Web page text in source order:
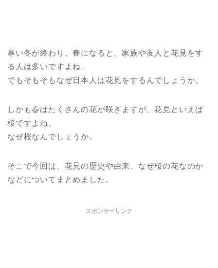
寒い冬が終わり、春になると、家族や友人と花見をす
る人は多いですよね。
でもそもそもなぜ日本人は花見をするんでしょうか。
しかも春はたくさんの花が咲きますが、花見といえば
桜ですよね。
なぜ桜なんでしょうか。
そこで今回は、花見の歴史や由来、なぜ桜の花なのか
などについてまとめました。
スポンサーリンク